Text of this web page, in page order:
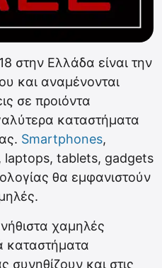
στην Ελλάδα είναι την
και αναμένονται
σε προιόντα
καταστήματα
Smartphones,
laptops, tablets, gadgets
θα εμφανιστούν
χαμηλές
καταστήματα
συνηθίζουν και στις